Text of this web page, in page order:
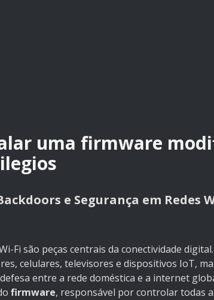
uma firmware
e Segurança em Redes
Fi são peças centrais da conectividade
celulares, televisores e dispositivos IoT,
entre a rede doméstica e a internet
firmware, responsável por controlar todas